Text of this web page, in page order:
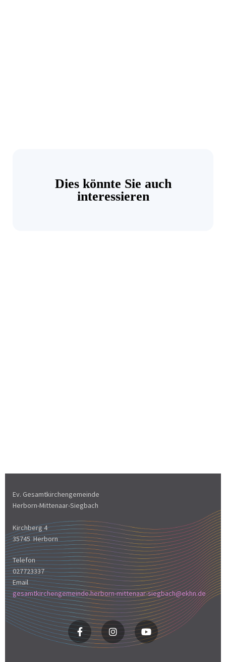
Dies könnte Sie auch
interessieren
Ev. Gesamtkirchengemeinde
Herborn-Mittenaar-Siegbach
Kirchberg 4
35745 Herborn
Telefon
027723337
Email
gesamtkirchengemeinde.herborn-mittenaar-siegbach@ekhn.de